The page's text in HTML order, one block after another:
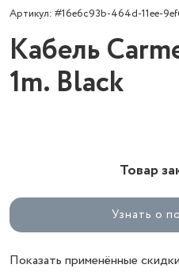
Артикул: #16e6c93b-464d-11ee-
Кабель
1m. Black
Товар
Узнать о
Показать применённые скидки